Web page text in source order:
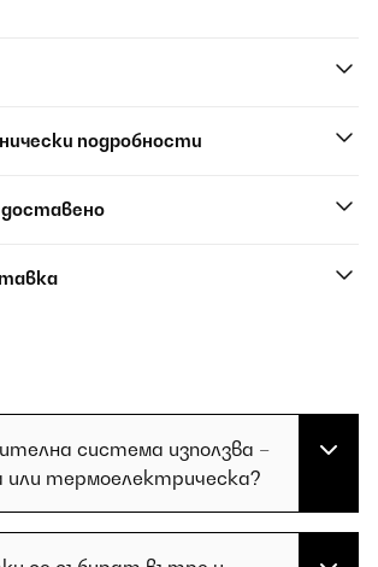
подробности
система използва –
или термоелектрическа?